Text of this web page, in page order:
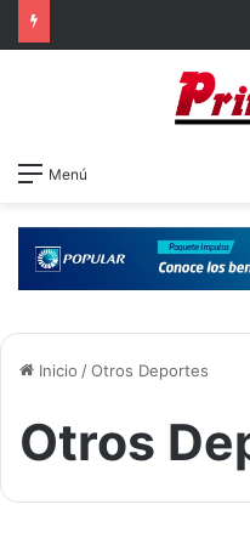
Menú
Inicio /Otros Deportes
Otros